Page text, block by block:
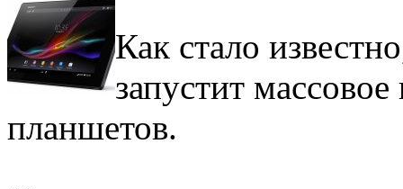
Как стало
запустит
планшетов.